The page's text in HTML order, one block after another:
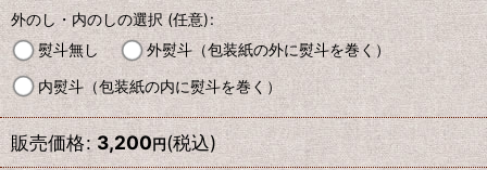
外のし・内のしの選択(任意):
熨斗無し
外熨斗（包装紙の外に熨斗を巻く）
内熨斗（包装紙の内に熨斗を巻く）
販売価格: 3,200円(税込)